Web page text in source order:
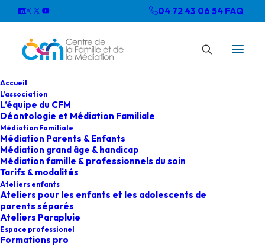
04 72 43 06 54 FAQ
Accueil
L’association
L’équipe du CFM
Déontologie et Médiation Familiale
Médiation Familiale
Médiation Parents & Enfants
Médiation grand âge & handicap
Médiation famille & professionnels du soin
Tarifs & modalités
Ateliers enfants
Ateliers pour les enfants et les adolescents de
parents séparés
Ateliers Parapluie
Espace professionel
Formations pro